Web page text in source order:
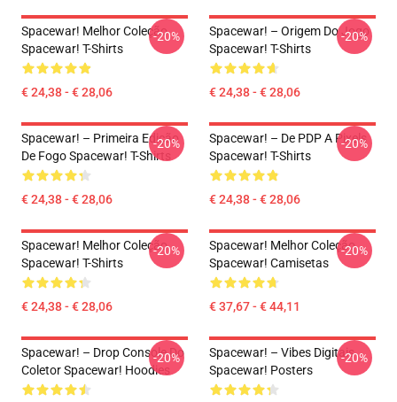
Spacewar! Melhor Coleção
Spacewar! T-Shirts
€ 24,38 - € 28,06
-20%
Spacewar! – Origem Do Jogo
Spacewar! T-Shirts
€ 24,38 - € 28,06
-20%
Spacewar! – Primeira Edição
De Fogo Spacewar! T-Shirts
€ 24,38 - € 28,06
-20%
Spacewar! – De PDP A Pixels
Spacewar! T-Shirts
€ 24,38 - € 28,06
-20%
Spacewar! Melhor Coleção
Spacewar! T-Shirts
€ 24,38 - € 28,06
-20%
Spacewar! Melhor Coleção
Spacewar! Camisetas
€ 37,67 - € 44,11
-20%
Spacewar! – Drop Console Do
Coletor Spacewar! Hoodies
-20%
Spacewar! – Vibes Digitais
Spacewar! Posters
-20%